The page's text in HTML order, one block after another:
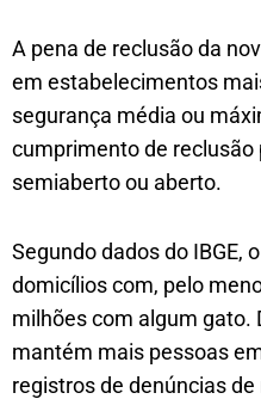
A pena de reclusão da
em estabelecimentos
segurança média ou
cumprimento de reclusão
semiaberto ou aberto.
Segundo dados do IBGE,
domicílios com, pelo
milhões com algum gato.
mantém mais pessoas
registros de denúncias